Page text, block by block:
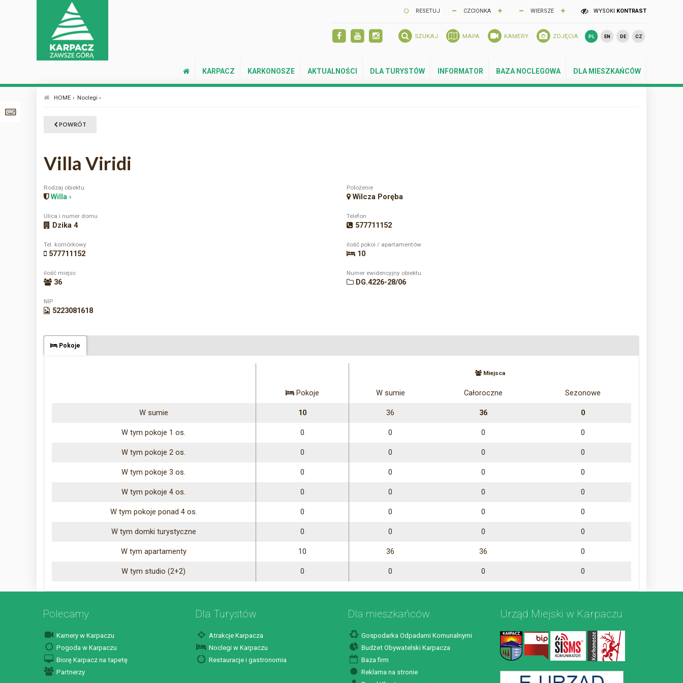
RESETUJ CZCIONKA WIERSZE WYSOKI KONTRAST
SZUKAJ MAPA KAMERY ZDJĘCIA PL EN DE CZ
KARPACZ KARKONOSZE AKTUALNOŚCI DLA TURYSTÓW INFORMATOR BAZA NOCLEGOWA DLA MIESZKAŃCÓW
HOME › Noclegi ›
POWRÓT
Villa Viridi
Rodzaj obiektu
Willa ›
Położenie
Wilcza Poręba
Ulica i numer domu
Dzika 4
Telefon
577711152
Tel. komórkowy
577711152
ilość pokoi / apartamentów
10
ilość miejsc
36
Numer ewidencyjny obiektu
DG.4226-28/06
NIP
5223081618
Pokoje
Miejsca
Pokoje W sumie Całoroczne Sezonowe
W sumie 10 36 36 0
W tym pokoje 1 os. 0 0 0 0
W tym pokoje 2 os. 0 0 0 0
W tym pokoje 3 os. 0 0 0 0
W tym pokoje 4 os. 0 0 0 0
W tym pokoje ponad 4 os. 0 0 0 0
W tym domki turystyczne 0 0 0 0
W tym apartamenty 10 36 36 0
W tym studio (2+2) 0 0 0 0
Polecamy
Kamery w Karpaczu
Pogoda w Karpaczu
Biorę Karpacz na tapetę
Partnerzy
Dla Turystów
Atrakcje Karpacza
Noclegi w Karpaczu
Restauracje i gastronomia
Dla mieszkańców
Gospodarka Odpadami Komunalnymi
Budżet Obywatelski Karpacza
Baza firm
Reklama na stronie
Urząd Miejski w Karpaczu